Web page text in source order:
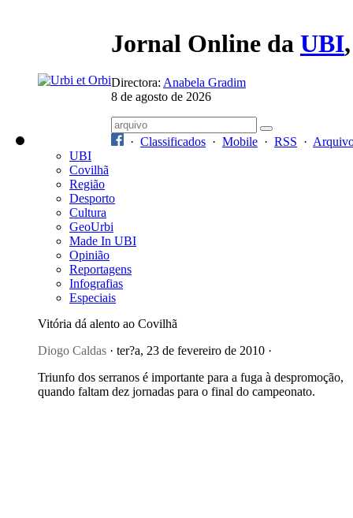
Jornal Online da UBI
Directora: Anabela Gradim
8 de agosto de 2026
· Classificados · Mobile · RSS ·
UBI
Covilhã
Região
Desporto
Cultura
GeoUrbi
Made In UBI
Opinião
Reportagens
Infografias
Especiais
Vitória dá alento ao Covilhã
Diogo Caldas · ter?a, 23 de fevereiro de 2010 ·
Triunfo dos serranos é importante para a fuga à despromoção,
quando faltam dez jornadas para o final do campeonato.